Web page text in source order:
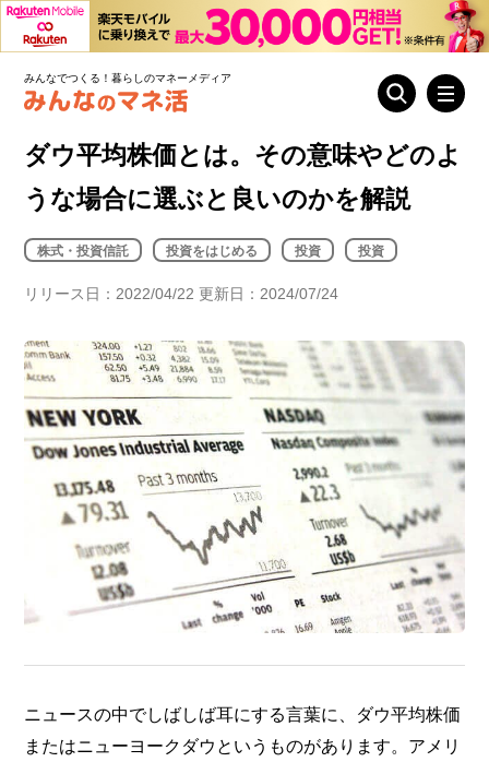
みんなでつくる！暮らしのマネーメディア
ダウ平均株価とは。その意味やどのよ
うな場合に選ぶと良いのかを解説
株式・投資信託 投資をはじめる 投資 投資
リリース日：2022/04/22 更新日：2024/07/24
ニュースの中でしばしば耳にする言葉に、ダウ平均株価
またはニューヨークダウというものがあります。アメリ